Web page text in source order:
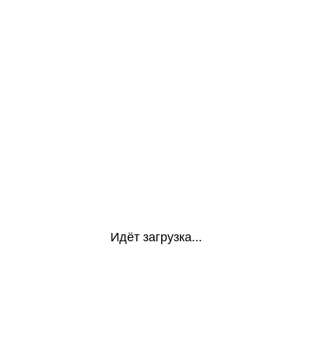
Идёт загрузка...